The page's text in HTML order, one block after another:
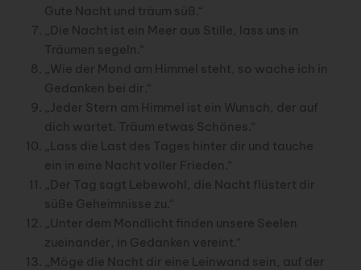
Gute Nacht und träum süß.“
„Die Nacht ist ein Meer aus Stille, lass uns in
Träumen segeln.“
„Wie der Mond am Himmel steht, so wache ich in
Gedanken bei dir.“
„Jeder Stern am Himmel ist ein Wunsch, der auf
dich wartet. Träum etwas Schönes.“
„Lass die Last des Tages hinter dir und tauche
ein in eine Nacht voller Frieden.“
„Der Tag sagt Lebewohl, die Nacht flüstert dir
süße Geheimnisse zu.“
„Unter dem Mondlicht finden unsere Seelen
zueinander, in Gedanken vereint.“
„Möge die Nacht dir eine Leinwand sein, auf der